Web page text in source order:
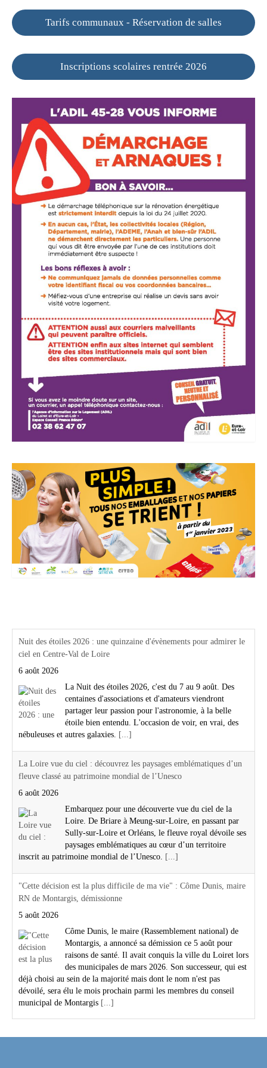
Tarifs communaux - Réservation de salles
Inscriptions scolaires rentrée 2026
Nuit des étoiles 2026 : une quinzaine d'évènements pour admirer le
ciel en Centre-Val de Loire
6 août 2026
La Nuit des étoiles 2026, c'est du 7 au 9 août. Des
centaines d'associations et d'amateurs viendront
partager leur passion pour l'astronomie, à la belle
étoile bien entendu. L'occasion de voir, en vrai, des
nébuleuses et autres galaxies. [...]
La Loire vue du ciel : découvrez les paysages emblématiques d’un
fleuve classé au patrimoine mondial de l’Unesco
6 août 2026
Embarquez pour une découverte vue du ciel de la
Loire. De Briare à Meung-sur-Loire, en passant par
Sully-sur-Loire et Orléans, le fleuve royal dévoile ses
paysages emblématiques au cœur d’un territoire
inscrit au patrimoine mondial de l’Unesco. [...]
"Cette décision est la plus difficile de ma vie" : Côme Dunis, maire
RN de Montargis, démissionne
5 août 2026
Côme Dunis, le maire (Rassemblement national) de
Montargis, a annoncé sa démission ce 5 août pour
raisons de santé. Il avait conquis la ville du Loiret lors
des municipales de mars 2026. Son successeur, qui est
déjà choisi au sein de la majorité mais dont le nom n'est pas
dévoilé, sera élu le mois prochain parmi les membres du conseil
municipal de Montargis [...]